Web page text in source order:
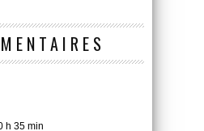
h 35 min